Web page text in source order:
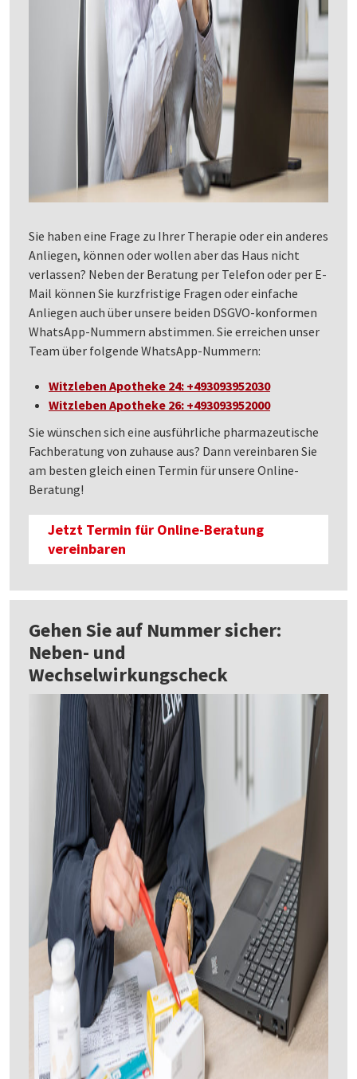
Sie haben eine Frage zu Ihrer Therapie oder ein anderes
Anliegen, können oder wollen aber das Haus nicht
verlassen? Neben der Beratung per Telefon oder per E-
Mail können Sie kurzfristige Fragen oder einfache
Anliegen auch über unsere beiden DSGVO-konformen
WhatsApp-Nummern abstimmen. Sie erreichen unser
Team über folgende WhatsApp-Nummern:
Witzleben Apotheke 24: +493093952030
Witzleben Apotheke 26: +493093952000
Sie wünschen sich eine ausführliche pharmazeutische
Fachberatung von zuhause aus? Dann vereinbaren Sie
am besten gleich einen Termin für unsere Online-
Beratung!
Jetzt Termin für Online-Beratung
vereinbaren
Gehen Sie auf Nummer sicher:
Neben- und
Wechselwirkungscheck